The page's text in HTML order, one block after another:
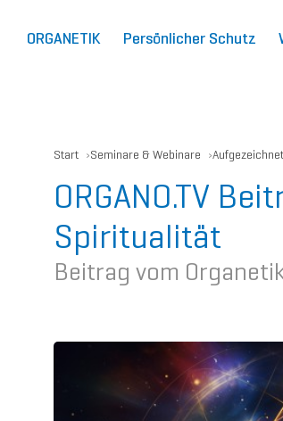
ORGANETIK Persönlicher Schutz
Start Seminare & Webinare
ORGANO.TV
Spiritualität
Beitrag vom